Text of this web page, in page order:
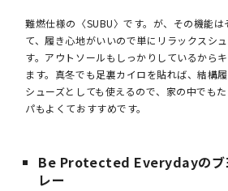
難燃仕様の〈SUBU〉です。が、その機能は
て、履き心地がいいので単にリラックスシ
す。アウトソールもしっかりしているから
ます。真冬でも足裏カイロを貼れば、結構
シューズとしても使えるので、家の中でも
パもよくておすすめです。
Be Protected Everydayのブ
レー